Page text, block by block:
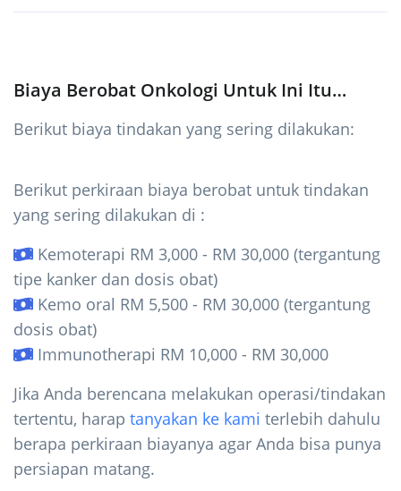
Biaya Berobat Onkologi Untuk Ini Itu…
Berikut biaya tindakan yang sering dilakukan:
Berikut perkiraan biaya berobat untuk tindakan
yang sering dilakukan di :
Kemoterapi RM 3,000 - RM 30,000 (tergantung
tipe kanker dan dosis obat)
Kemo oral RM 5,500 - RM 30,000 (tergantung
dosis obat)
Immunotherapi RM 10,000 - RM 30,000
Jika Anda berencana melakukan operasi/tindakan
tertentu, harap tanyakan ke kami terlebih dahulu
berapa perkiraan biayanya agar Anda bisa punya
persiapan matang.